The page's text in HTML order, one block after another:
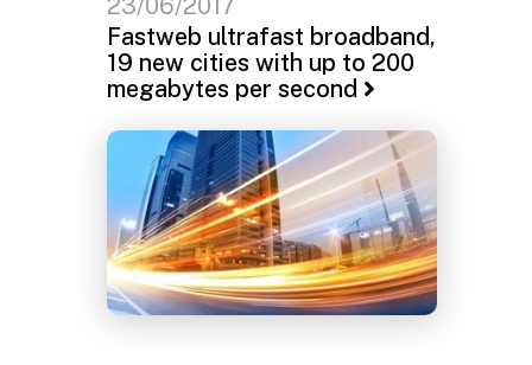
23/06/2017
Fastweb ultrafast broadband,
19 new cities with up to 200
megabytes per second